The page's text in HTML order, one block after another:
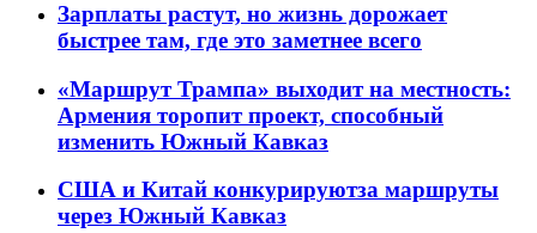
Зарплаты растут, но жизнь дорожает
быстрее там, где это заметнее всего
«Маршрут Трампа» выходит на местность:
Армения торопит проект, способный
изменить Южный Кавказ
США и Китай конкурируютза маршруты
через Южный Кавказ